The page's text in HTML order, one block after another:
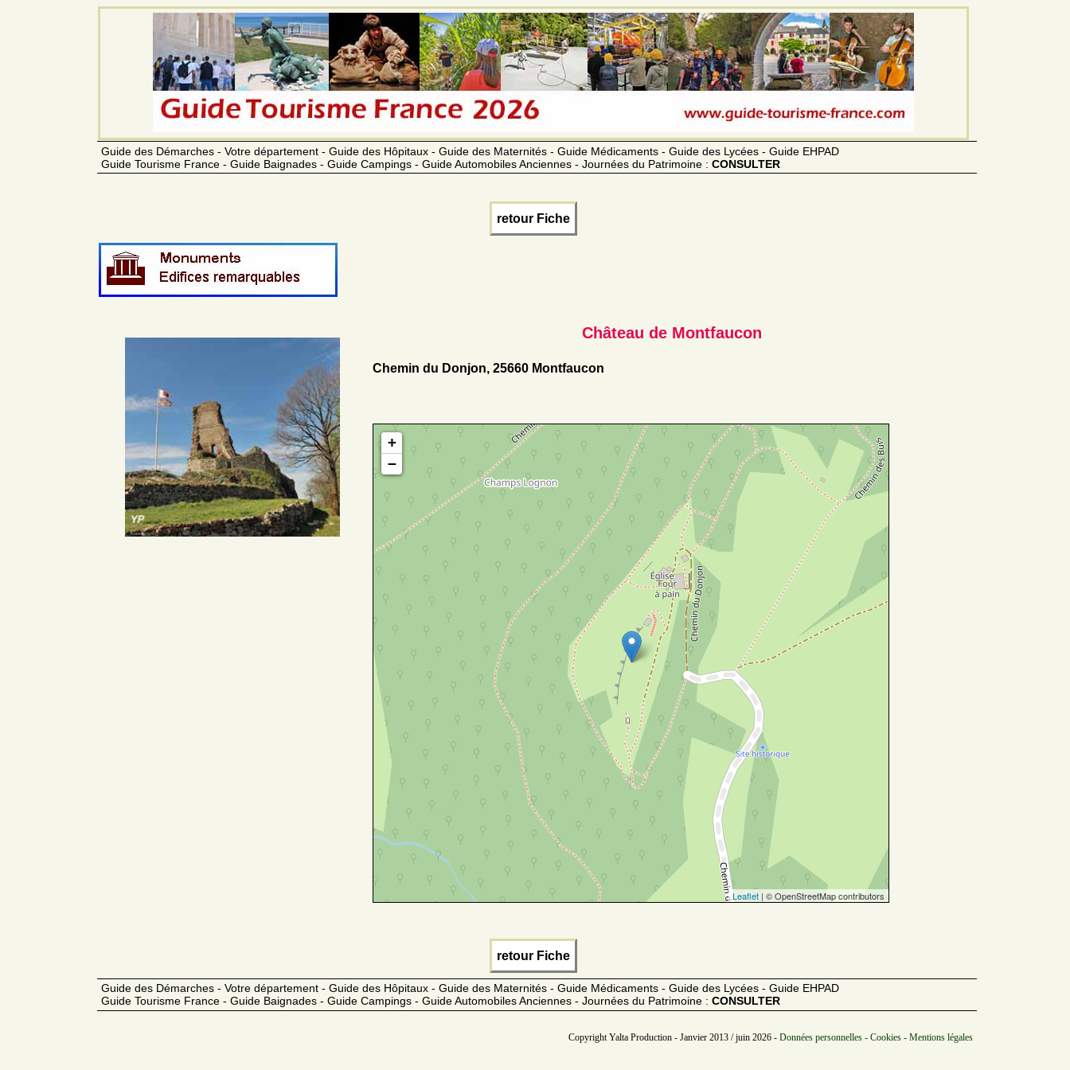
Guide des Démarches - Votre département - Guide des Hôpitaux - Guide des Maternités - Guide Médicaments - Guide des Lycées - Guide EHPAD
Guide Tourisme France - Guide Baignades - Guide Campings - Guide Automobiles Anciennes - Journées du Patrimoine : CONSULTER
retour Fiche
Château de Montfaucon
Chemin du Donjon, 25660 Montfaucon
+
−
Leaflet| © OpenStreetMap contributors
retour Fiche
Guide des Démarches - Votre département - Guide des Hôpitaux - Guide des Maternités - Guide Médicaments - Guide des Lycées - Guide EHPAD
Guide Tourisme France - Guide Baignades - Guide Campings - Guide Automobiles Anciennes - Journées du Patrimoine : CONSULTER
Copyright Yalta Production - Janvier 2013 / juin 2026 - Données personnelles - Cookies - Mentions légales